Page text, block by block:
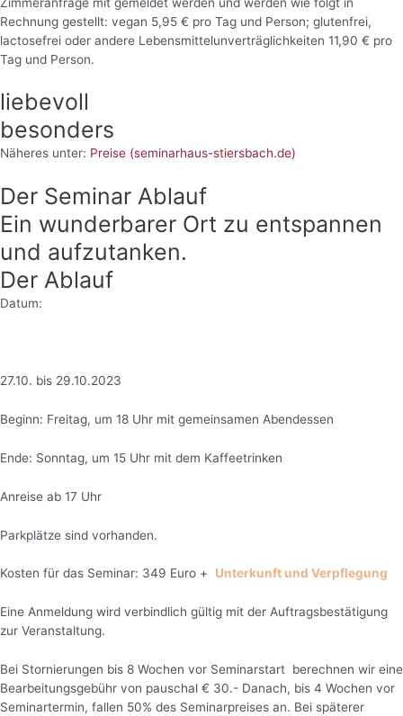
Rechnung gestellt: vegan 5,95 € pro Tag und Person; glutenfrei,
lactosefrei oder andere Lebensmittelunverträglichkeiten 11,90 € pro
Tag und Person.
liebevoll
besonders
Näheres unter: Preise (seminarhaus-stiersbach.de)
Der Seminar Ablauf
Ein wunderbarer Ort zu entspannen
und aufzutanken.
Der Ablauf
Datum:
27.10. bis 29.10.2023
Beginn: Freitag, um 18 Uhr mit gemeinsamen Abendessen
Ende: Sonntag, um 15 Uhr mit dem Kaffeetrinken
Anreise ab 17 Uhr
Parkplätze sind vorhanden.
Kosten für das Seminar: 349 Euro + Unterkunft und Verpflegung
Eine Anmeldung wird verbindlich gültig mit der Auftragsbestätigung
zur Veranstaltung.
Bei Stornierungen bis 8 Wochen vor Seminarstart berechnen wir eine
Bearbeitungsgebühr von pauschal € 30.- Danach, bis 4 Wochen vor
Seminartermin, fallen 50% des Seminarpreises an. Bei späterer